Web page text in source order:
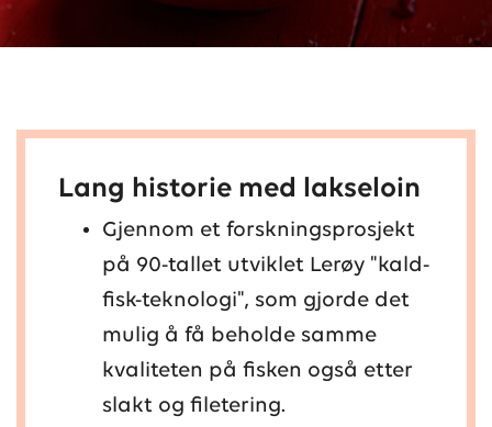
Lang historie med lakseloin
Gjennom et forskningsprosjekt
på 90-tallet utviklet Lerøy "kald-
fisk-teknologi", som gjorde det
mulig å få beholde samme
kvaliteten på fisken også etter
slakt og filetering.